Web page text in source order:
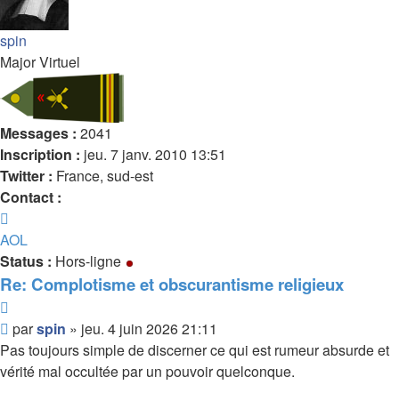
spin
Major Virtuel
Messages : 2041
Inscription : jeu. 7 janv. 2010 13:51
Twitter : France, sud-est
Contact :
spin
AOL
Status : Hors-ligne
Re: Complotisme et obscurantisme religieux
Message
non
lu
parspin » jeu. 4 juin 2026 21:11
Pas toujours simple de discerner ce qui est rumeur absurde et
vérité mal occultée par un pouvoir quelconque.